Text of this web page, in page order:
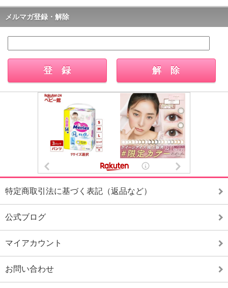
メルマガ登録・解除
特定商取引法に基づく表記（返品など）
公式ブログ
マイアカウント
お問い合わせ